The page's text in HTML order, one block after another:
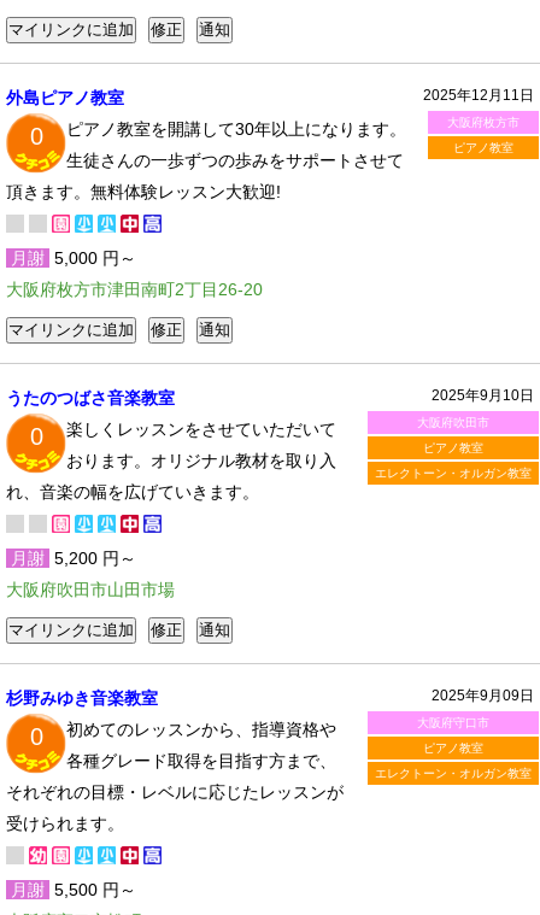
2025年12月11日
大阪府枚方市
ピアノ教室
外島ピアノ教室
0
ピアノ教室を開講して30年以上になります。
生徒さんの一歩ずつの歩みをサポートさせて
頂きます。無料体験レッスン大歓迎!
月謝 5,000 円～
大阪府枚方市津田南町2丁目26-20
2025年9月10日
大阪府吹田市
ピアノ教室
エレクトーン・オルガン教室
うたのつばさ音楽教室
0
楽しくレッスンをさせていただいて
おります。オリジナル教材を取り入
れ、音楽の幅を広げていきます。
月謝 5,200 円～
大阪府吹田市山田市場
2025年9月09日
大阪府守口市
ピアノ教室
エレクトーン・オルガン教室
杉野みゆき音楽教室
0
初めてのレッスンから、指導資格や
各種グレード取得を目指す方まで、
それぞれの目標・レベルに応じたレッスンが
受けられます。
月謝 5,500 円～